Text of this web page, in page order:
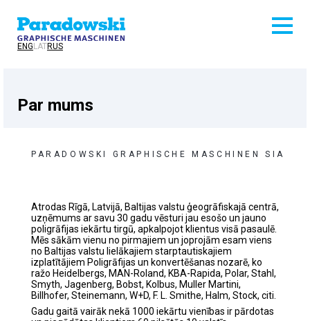
ENG LATRUS
Par mums
PARADOWSKI GRAPHISCHE MASCHINEN SIA
Atrodas Rīgā, Latvijā, Baltijas valstu ģeogrāfiskajā centrā,
uzņēmums ar savu 30 gadu vēsturi jau esošo un jauno
poligrāfijas iekārtu tirgū, apkalpojot klientus visā pasaulē.
Mēs sākām vienu no pirmajiem un joprojām esam viens
no Baltijas valstu lielākajiem starptautiskajiem
izplatītājiem Poligrāfijas un konvertēšanas nozarē, ko
ražo Heidelbergs, MAN-Roland, KBA-Rapida, Polar, Stahl,
Smyth, Jagenberg, Bobst, Kolbus, Muller Martini,
Billhofer, Steinemann, W+D, F. L. Smithe, Halm, Stock, citi.
Gadu gaitā vairāk nekā 1000 iekārtu vienības ir pārdotas